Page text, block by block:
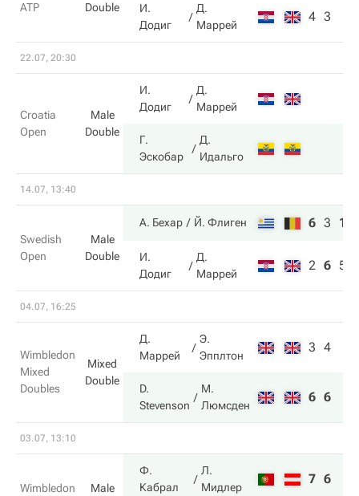
ATP
Double
И.
Додиг
Д.
Маррей
4 3
22.07, 20:30
Croatia
Open
Male
Double
И.
Додиг
Д.
Маррей
Г.
Эскобар
Д.
Идальго
14.07, 13:40
Swedish
Open
Male
Double
А. Бехар Й. Флиген 6 3 10
И.
Додиг
Д.
Маррей
2 6 5
04.07, 16:25
Wimbledon
Mixed
Doubles
Mixed
Double
Д.
Маррей
Э.
Эпплтон
3 4
D.
Stevenson
М.
Люмсден
6 6
03.07, 13:10
Wimbledon
Male
Ф.
Кабрал
Л.
Мидлер
7 6